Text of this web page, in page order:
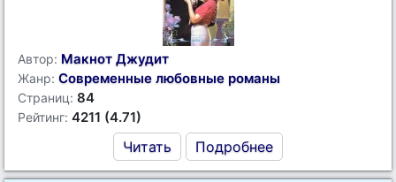
Автор: Макнот Джудит
Жанр: Современные любовные романы
Страниц: 84
Рейтинг: 4211 (4.71)
Читать Подробнее